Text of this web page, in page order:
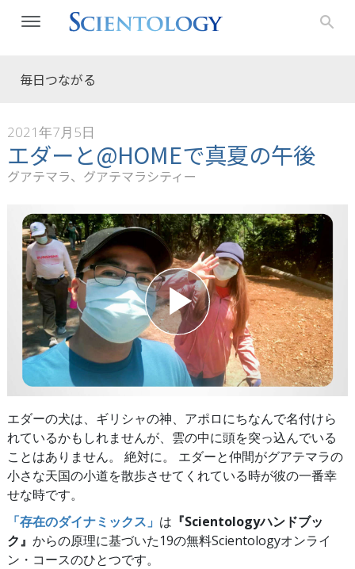
毎日つながる
2021年7月5日
エダーと@HOMEで真夏の午後
グアテマラ、グアテマラシティー
エダーの犬は、ギリシャの神、アポロにちなんで名付けら
れているかもしれませんが、雲の中に頭を突っ込んでいる
ことはありません。 絶対に。 エダーと仲間がグアテマラの
小さな天国の小道を散歩させてくれている時が彼の一番幸
せな時です。
「存在のダイナミックス」 は 『Scientologyハンドブッ
ク』 からの原理に基づいた19の無料Scientologyオンライ
ン・コースのひとつです。